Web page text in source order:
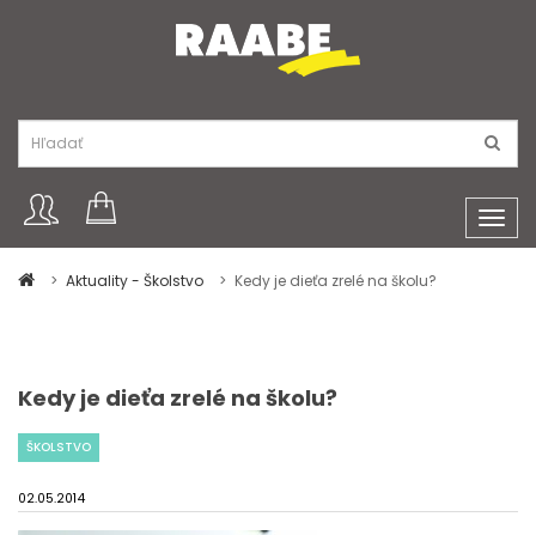
Aktuality - Školstvo
Kedy je dieťa zrelé na školu?
Kedy je dieťa zrelé na školu?
ŠKOLSTVO
02.05.2014